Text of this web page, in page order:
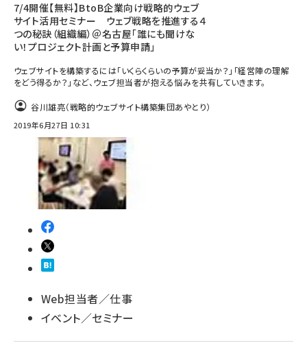
7/4開催【無料】BtoB企業向け戦略的ウェブ
サイト活用セミナー ウェブ戦略を推進する４
つの秘訣（組織編）＠名古屋「誰にも聞けな
い！プロジェクト計画と予算申請」
ウェブサイトを構築するには「いくらくらいの予算が妥当か？」「経営陣の理解
をどう得るか？」など、ウェブ担当者が抱える悩みを共有していきます。
谷川雄亮（戦略的ウェブサイト構築集団あやとり）
2019年6月27日 10:31
Web担当者／仕事
イベント／セミナー